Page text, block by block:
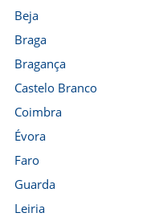
Beja
Braga
Bragança
Castelo Branco
Coimbra
Évora
Faro
Guarda
Leiria